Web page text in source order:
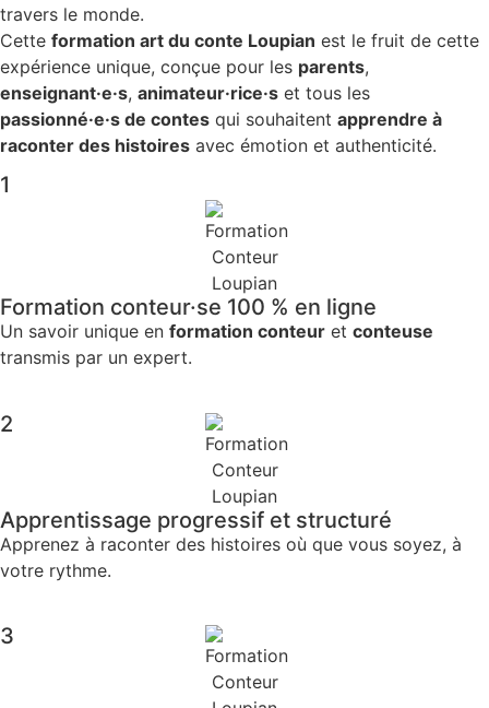
travers le monde.
Cette formation art du conte Loupian est le fruit de cette
expérience unique, conçue pour les parents,
enseignant·e·s, animateur·rice·s et tous les
passionné·e·s de contes qui souhaitent apprendre à
raconter des histoires avec émotion et authenticité.
1
Formation conteur·se 100 % en ligne
Un savoir unique en formation conteur et conteuse
transmis par un expert.
2
Apprentissage progressif et structuré
Apprenez à raconter des histoires où que vous soyez, à
votre rythme.
3